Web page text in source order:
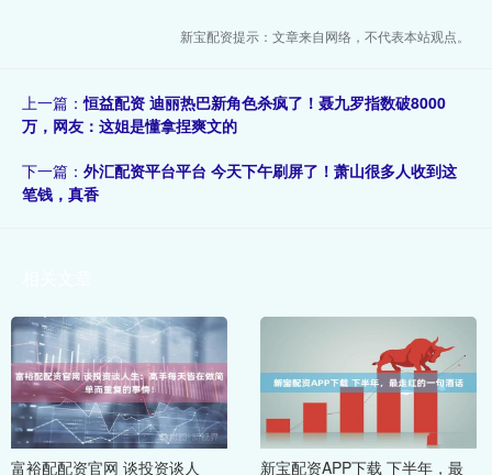
新宝配资提示：文章来自网络，不代表本站观点。
上一篇：恒益配资 迪丽热巴新角色杀疯了！聂九罗指数破8000
万，网友：这姐是懂拿捏爽文的
下一篇： 外汇配资平台平台 今天下午刷屏了！萧山很多人收到这
笔钱，真香
富裕配配资官网 谈投资谈人 新宝配资APP下载 下半年，最